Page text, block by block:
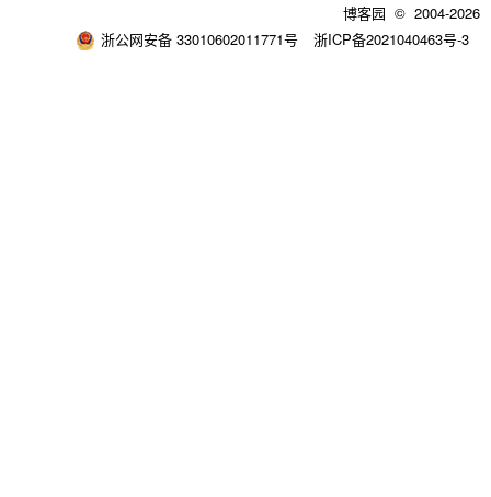
博客园 © 2004-2026
浙公网安备 33010602011771号
浙ICP备2021040463号-3